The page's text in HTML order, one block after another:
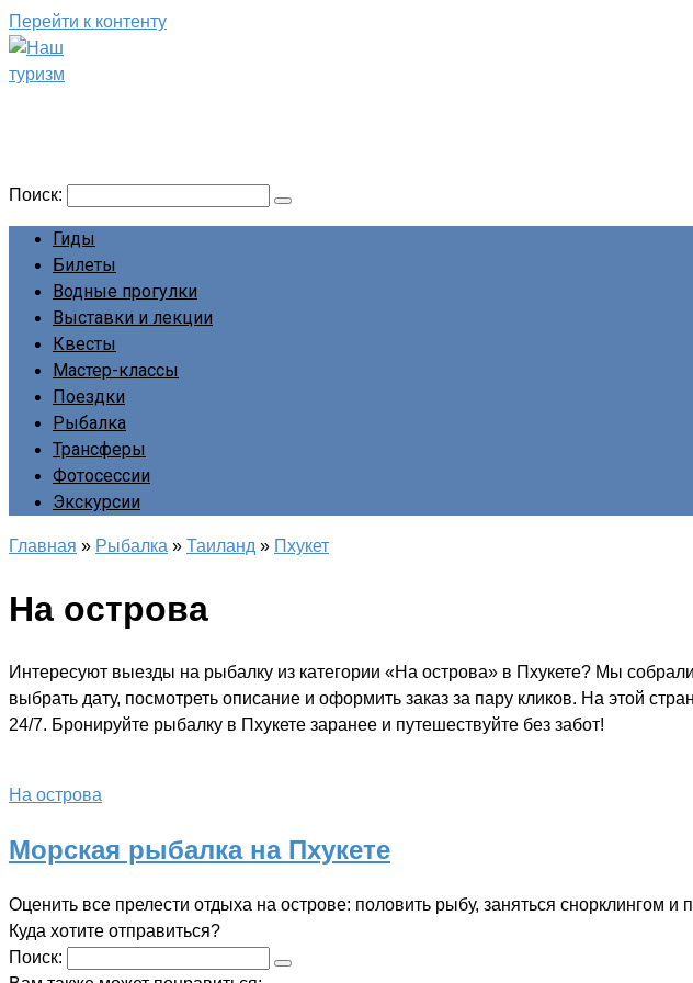
Перейти к контенту
Поиск:
Гиды
Билеты
Водные прогулки
Выставки и лекции
Квесты
Мастер-классы
Поездки
Рыбалка
Трансферы
Фотосессии
Экскурсии
Главная » Рыбалка » Таиланд » Пхукет
На острова
Интересуют выезды на рыбалку из категории «На острова» в Пхукете? Мы
выбрать дату, посмотреть описание и оформить заказ за пару кликов. На этой
24/7. Бронируйте рыбалку в Пхукете заранее и путешествуйте без забот!
На острова
Морская рыбалка на Пхукете
Оценить все прелести отдыха на острове: половить рыбу, заняться снорклингом и
Куда хотите отправиться?
Поиск: